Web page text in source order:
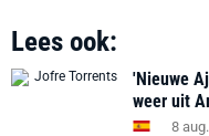
Lees ook:
'Nieuwe
weer uit
8